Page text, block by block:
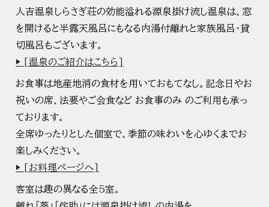
人吉温泉しらさぎ荘の効能溢れる源泉掛け流し温泉は、窓
を開けると半露天風呂にもなる内湯付離れと家族風呂・貸
切風呂もございます。
▶ [温泉のご紹介はこちら]
お食事は地産地消の食材を用いておもてなし。記念日やお
祝いの席、法要やご会食など お食事のみ のご利用も承っ
ております。
全席ゆったりとした個室で、季節の味わいを心ゆくまでお
楽しみください。
▶ [お料理ページへ]
客室は趣の異なる全5室。